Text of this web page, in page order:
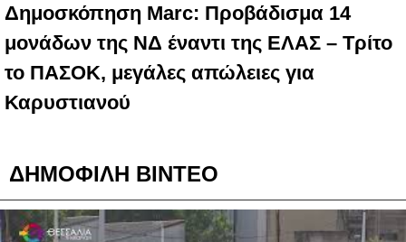
Δημοσκόπηση Marc: Προβάδισμα 14
μονάδων της ΝΔ έναντι της ΕΛΑΣ – Τρίτο
το ΠΑΣΟΚ, μεγάλες απώλειες για
Καρυστιανού
ΔΗΜΟΦΙΛΗ ΒΙΝΤΕΟ